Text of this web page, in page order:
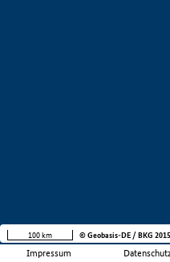
Impressum
100 km © Geobasis-DE / BKG 2015